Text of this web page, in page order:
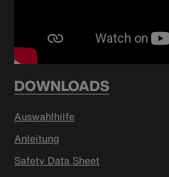
DOWNLOADS
Auswahlhilfe
Anleitung
Safety Data Sheet